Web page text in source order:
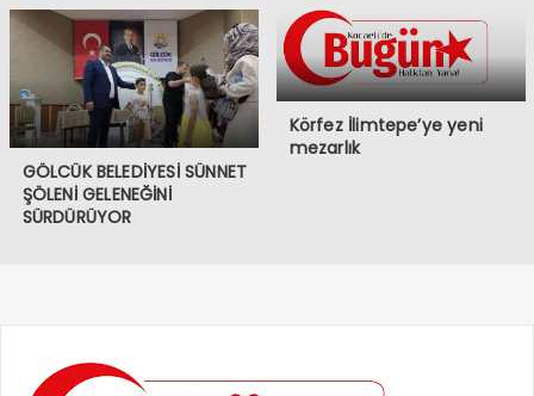
GÖLCÜK BELEDİYESİ SÜNNET
ŞÖLENİ GELENEĞİNİ
SÜRDÜRÜYOR
Körfez İlimtepe’ye yeni
mezarlık